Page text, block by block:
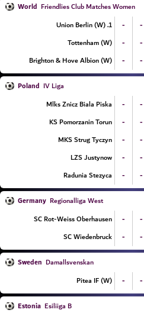
World Friendlies Club Matches Women
1. Union Berlin (W)
- -
Tottenham (W)
- -
Brighton & Hove Albion (W)
- -
Poland IV Liga
Mlks Znicz Biala Piska
- -
KS Pomorzanin Torun
- -
MKS Strug Tyczyn
- -
LZS Justynow
- -
Radunia Stezyca
- -
Germany Regionalliga West
SC Rot-Weiss Oberhausen
- -
SC Wiedenbruck
- -
Sweden Damallsvenskan
Pitea IF (W)
- -
Estonia Esiliiga B